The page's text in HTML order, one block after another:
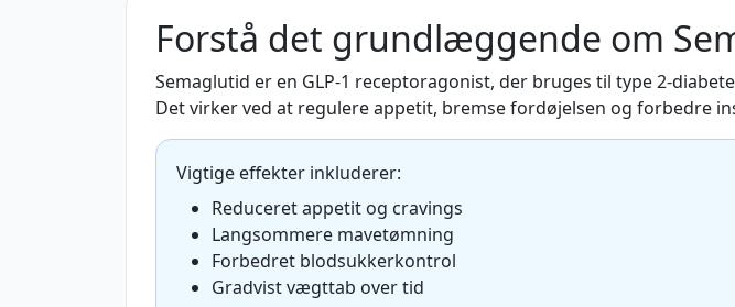
Forstå det grundlæggende om
Semaglutid er en GLP-1 receptoragonist, der bruges til type 2-
Det virker ved at regulere appetit, bremse fordøjelsen og forbedre
Vigtige effekter inkluderer:
Reduceret appetit og cravings
Langsommere mavetømning
Forbedret blodsukkerkontrol
Gradvist vægttab over tid